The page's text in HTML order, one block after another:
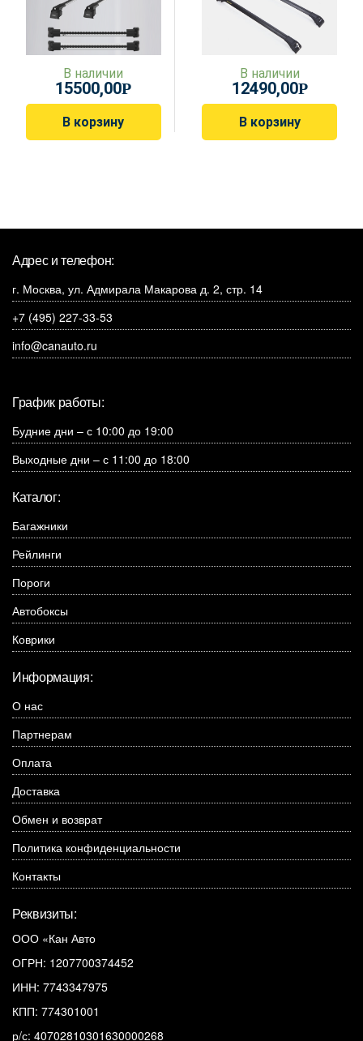
В наличии
15500,00Р
В корзину
В наличии
12490,00Р
В корзину
Адрес и телефон:
г. Москва, ул. Адмирала Макарова д. 2, стр. 14
+7 (495) 227-33-53
info@canauto.ru
График работы:
Будние дни – с 10:00 до 19:00
Выходные дни – с 11:00 до 18:00
Каталог:
Багажники
Рейлинги
Пороги
Автобоксы
Коврики
Информация:
О нас
Партнерам
Оплата
Доставка
Обмен и возврат
Политика конфиденциальности
Контакты
Реквизиты:
ООО «Кан Авто
ОГРН: 1207700374452
ИНН: 7743347975
КПП: 774301001
р/с: 40702810301630000268